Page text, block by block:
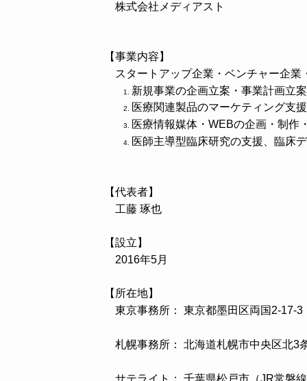
株式会社メディアスト
【事業内容】
スタートアップ企業・ベンチャー企業
新規事業の企画立案・事業計画立
医療関連製品のマーケティング支援
医療情報媒体・WEBの企画・制作
医師主導型臨床研究の支援、臨床
【代表者】
工藤 琢也
【設立】
2016年5月
【所在地】
東京事務所： 東京都墨田区両国2-17-
札幌事務所： 北海道札幌市中央区北3
サテライト： 千葉県松戸市（JR常磐